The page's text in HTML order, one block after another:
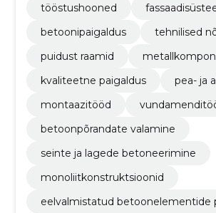
tööstushooned
betoonipaigaldus
tehnilised
puidust raamid
kvaliteetne paigaldus
pea- ja
montaazitööd
betoonpõrandate valamine
seinte ja lagede betoneerimine
monoliitkonstruktsioonid
eelvalmistatud betoonelementide